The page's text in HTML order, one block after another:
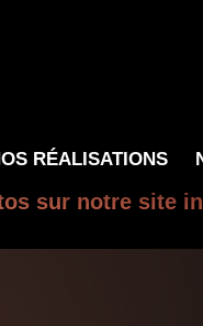
RÉALISATIONS
sur notre site